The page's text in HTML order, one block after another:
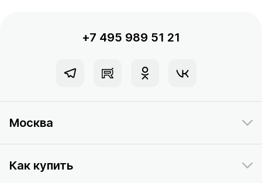
+7 495 989 51 21
Москва
Как купить